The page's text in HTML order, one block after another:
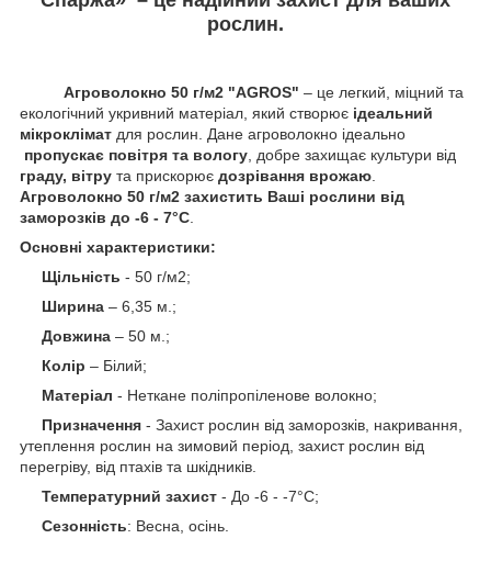
рослин.
Агроволокно 50 г/м2 "AGROS" – це легкий, міцний та
екологічний укривний матеріал, який створює ідеальний
мікроклімат для рослин. Дане агроволокно ідеально
пропускає повітря та вологу, добре захищає культури від
граду, вітру та прискорює дозрівання врожаю.
Агроволокно 50 г/м2 захистить Ваші рослини від
заморозків до -6 - 7°C.
Основні характеристики:
Щільність - 50 г/м2;
Ширина – 6,35 м.;
Довжина – 50 м.;
Колір – Білий;
Матеріал - Неткане поліпропіленове волокно;
Призначення - Захист рослин від заморозків, накривання,
утеплення рослин на зимовий період, захист рослин від
перегріву, від птахів та шкідників.
Температурний захист - До -6 - -7°C;
Сезонність: Весна, осінь.